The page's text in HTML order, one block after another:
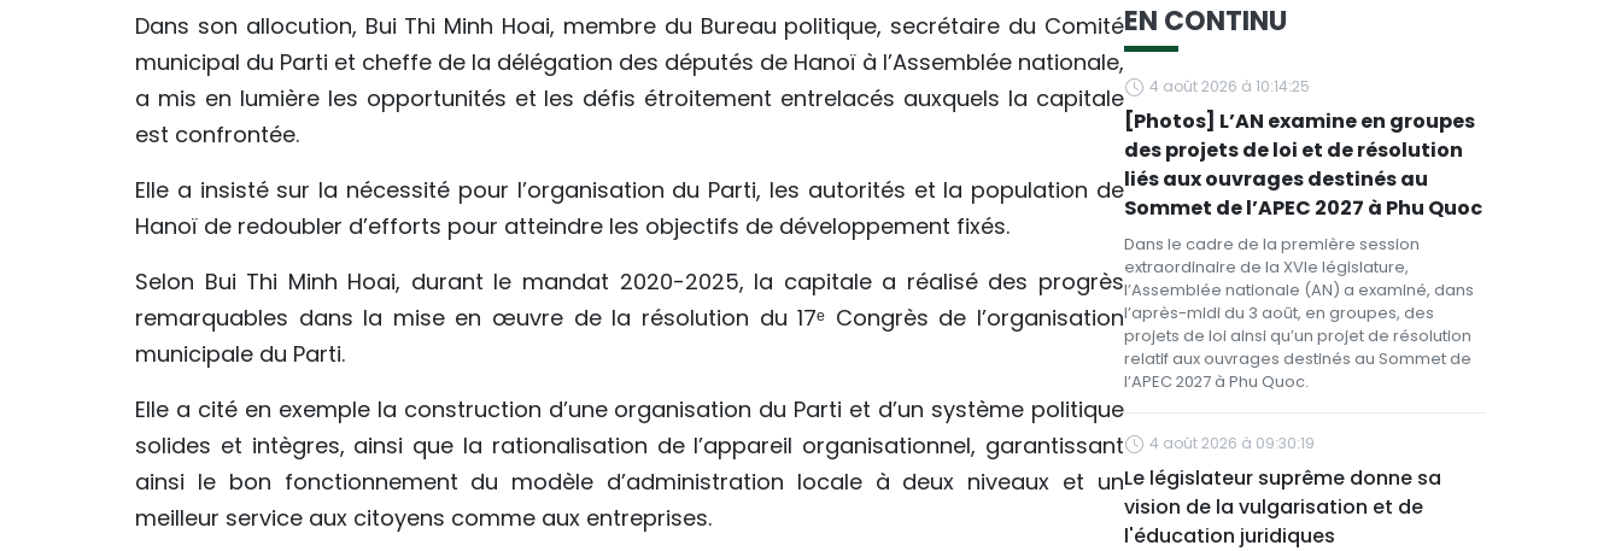
Dans son allocution, Bui Thi Minh Hoai, membre du Bureau politique, secrétaire du Comité
municipal du Parti et cheffe de la délégation des députés de Hanoï à l’Assemblée nationale,
a mis en lumière les opportunités et les défis étroitement entrelacés auxquels la capitale
est confrontée.
Elle a insisté sur la nécessité pour l’organisation du Parti, les autorités et la population de
Hanoï de redoubler d’efforts pour atteindre les objectifs de développement fixés.
Selon Bui Thi Minh Hoai, durant le mandat 2020-2025, la capitale a réalisé des progrès
remarquables dans la mise en œuvre de la résolution du 17ᵉ Congrès de l’organisation
municipale du Parti.
Elle a cité en exemple la construction d’une organisation du Parti et d’un système politique
solides et intègres, ainsi que la rationalisation de l’appareil organisationnel, garantissant
ainsi le bon fonctionnement du modèle d’administration locale à deux niveaux et un
meilleur service aux citoyens comme aux entreprises.
EN CONTINU
4 août 2026 à 10:14:25
[Photos] L’AN examine en groupes
des projets de loi et de résolution
liés aux ouvrages destinés au
Sommet de l’APEC 2027 à Phu Quoc
Dans le cadre de la première session
extraordinaire de la XVIe législature,
l’Assemblée nationale (AN) a examiné, dans
l’après-midi du 3 août, en groupes, des
projets de loi ainsi qu’un projet de résolution
relatif aux ouvrages destinés au Sommet de
l’APEC 2027 à Phu Quoc.
4 août 2026 à 09:30:19
Le législateur suprême donne sa
vision de la vulgarisation et de
l'éducation juridiques